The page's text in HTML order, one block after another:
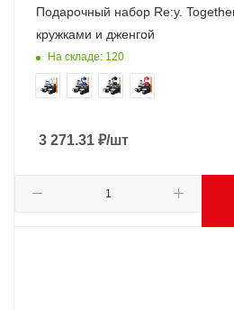
Подарочный набор Re:y. Together с
кружками и дженгой
На складе: 120
3 271.31 ₽/шт